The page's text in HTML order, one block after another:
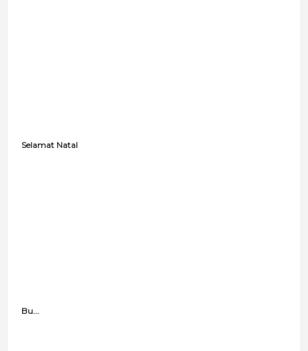
Selamat Natal
Bu...